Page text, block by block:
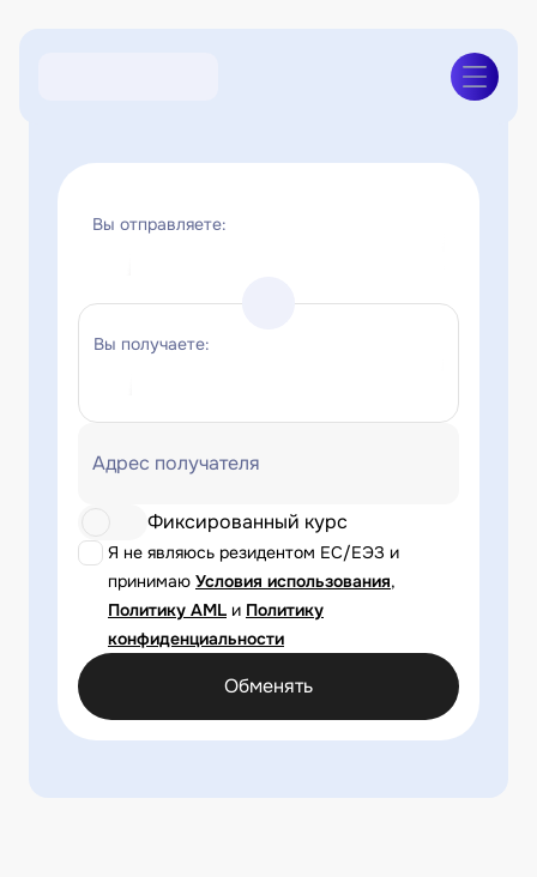
Вы отправляете:
Вы получаете:
Адрес получателя
Я не являюсь резидентом ЕС/ЕЭЗ и
принимаю Условия использования,
Политику AML и Политику
конфиденциальности
Фиксированный курс
Обменять